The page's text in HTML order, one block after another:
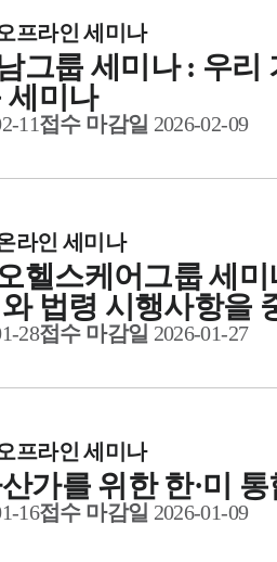
프라인 세미나
그룹 세미나 : 우리
세미나
11접수 마감일 2026-02-09
라인 세미나
헬스케어그룹 세
법령 시행사항을
28접수 마감일 2026-01-27
프라인 세미나
가를 위한 한·미
16접수 마감일 2026-01-09